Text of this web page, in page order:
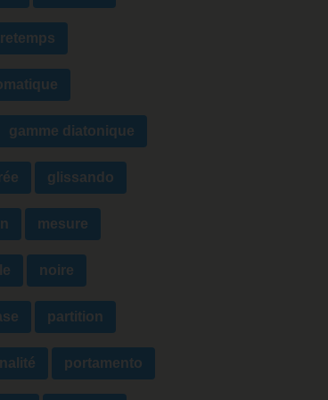
gamme diatonique
glissando
mesure
noire
partition
portamento